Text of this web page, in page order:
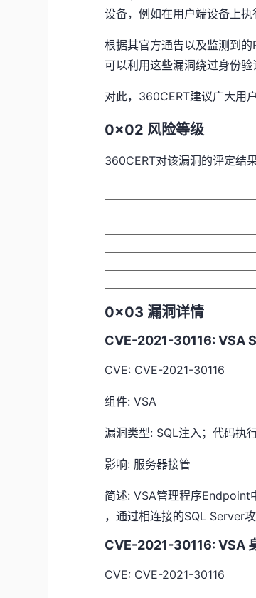
设备，例如在用户端设备上执
根据其官方通告以及监测到
可以利用这些漏洞绕过身份
对此，360CERT建议广大用
0x02 风险等级
360CERT对该漏洞的评定结
0x03 漏洞详情
CVE-2021-30116: VSA
CVE: CVE-2021-30116
组件: VSA
漏洞类型: SQL注入；代码执
影响: 服务器接管
简述: VSA管理程序Endpoint
，通过相连接的SQL Server
CVE-2021-30116: VSA
CVE: CVE-2021-30116